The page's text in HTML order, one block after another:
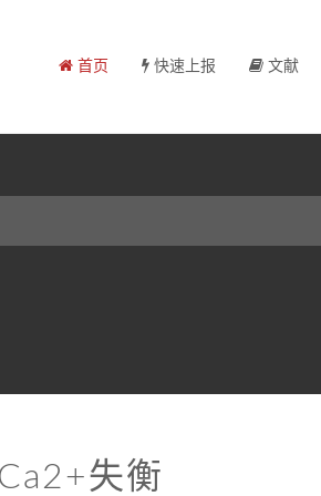
首页 快速上报 文献
失衡